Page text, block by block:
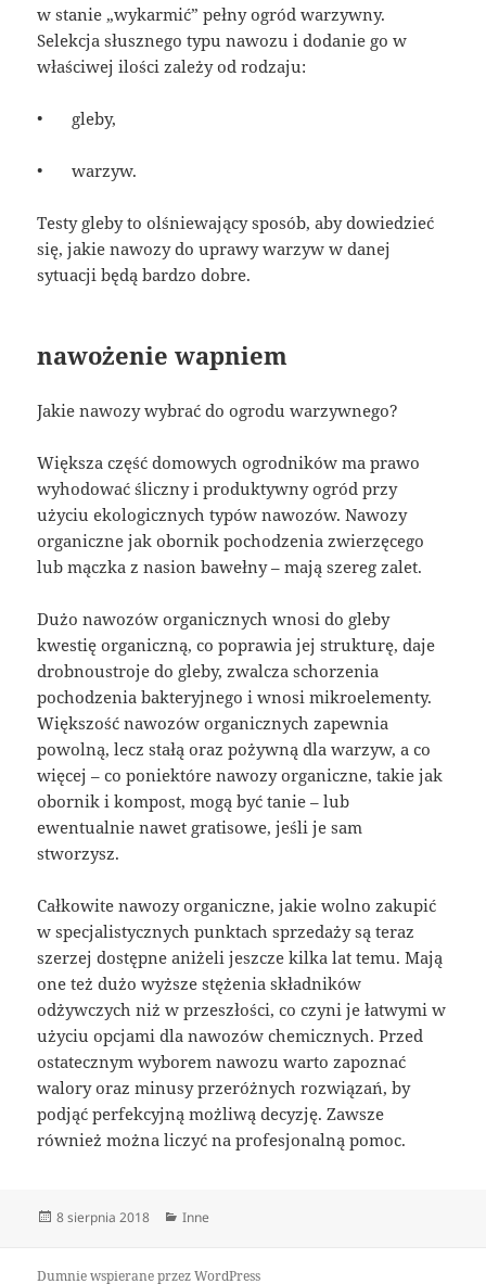
w stanie „wykarmić” pełny ogród warzywny.
Selekcja słusznego typu nawozu i dodanie go w
właściwej ilości zależy od rodzaju:
• gleby,
• warzyw.
Testy gleby to olśniewający sposób, aby dowiedzieć
się, jakie nawozy do uprawy warzyw w danej
sytuacji będą bardzo dobre.
nawożenie wapniem
Jakie nawozy wybrać do ogrodu warzywnego?
Większa część domowych ogrodników ma prawo
wyhodować śliczny i produktywny ogród przy
użyciu ekologicznych typów nawozów. Nawozy
organiczne jak obornik pochodzenia zwierzęcego
lub mączka z nasion bawełny – mają szereg zalet.
Dużo nawozów organicznych wnosi do gleby
kwestię organiczną, co poprawia jej strukturę, daje
drobnoustroje do gleby, zwalcza schorzenia
pochodzenia bakteryjnego i wnosi mikroelementy.
Większość nawozów organicznych zapewnia
powolną, lecz stałą oraz pożywną dla warzyw, a co
więcej – co poniektóre nawozy organiczne, takie jak
obornik i kompost, mogą być tanie – lub
ewentualnie nawet gratisowe, jeśli je sam
stworzysz.
Całkowite nawozy organiczne, jakie wolno zakupić
w specjalistycznych punktach sprzedaży są teraz
szerzej dostępne aniżeli jeszcze kilka lat temu. Mają
one też dużo wyższe stężenia składników
odżywczych niż w przeszłości, co czyni je łatwymi w
użyciu opcjami dla nawozów chemicznych. Przed
ostatecznym wyborem nawozu warto zapoznać
walory oraz minusy przeróżnych rozwiązań, by
podjąć perfekcyjną możliwą decyzję. Zawsze
również można liczyć na profesjonalną pomoc.
Data
8 sierpnia 2018 Kategorie
Inne
Dumnie wspierane przez WordPress